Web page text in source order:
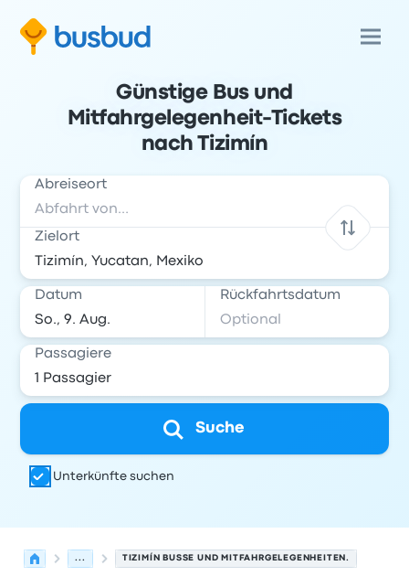
Günstige Bus und
Mitfahrgelegenheit-Tickets
nach Tizimín
Abreiseort
Zielort
Datum Rückfahrtsdatum
Passagiere
Suche
Unterkünfte suchen
... TIZIMÍN BUSSE UND MITFAHRGELEGENHEITEN.